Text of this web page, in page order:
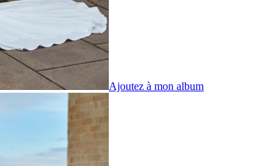
Ajoutez à mon album